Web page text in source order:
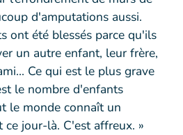
d'amputations aussi.
ont été blessés parce qu'ils
un autre enfant, leur frère,
Ce qui est le plus grave
le nombre d'enfants
le monde connaît un
jour-là. C'est affreux. »